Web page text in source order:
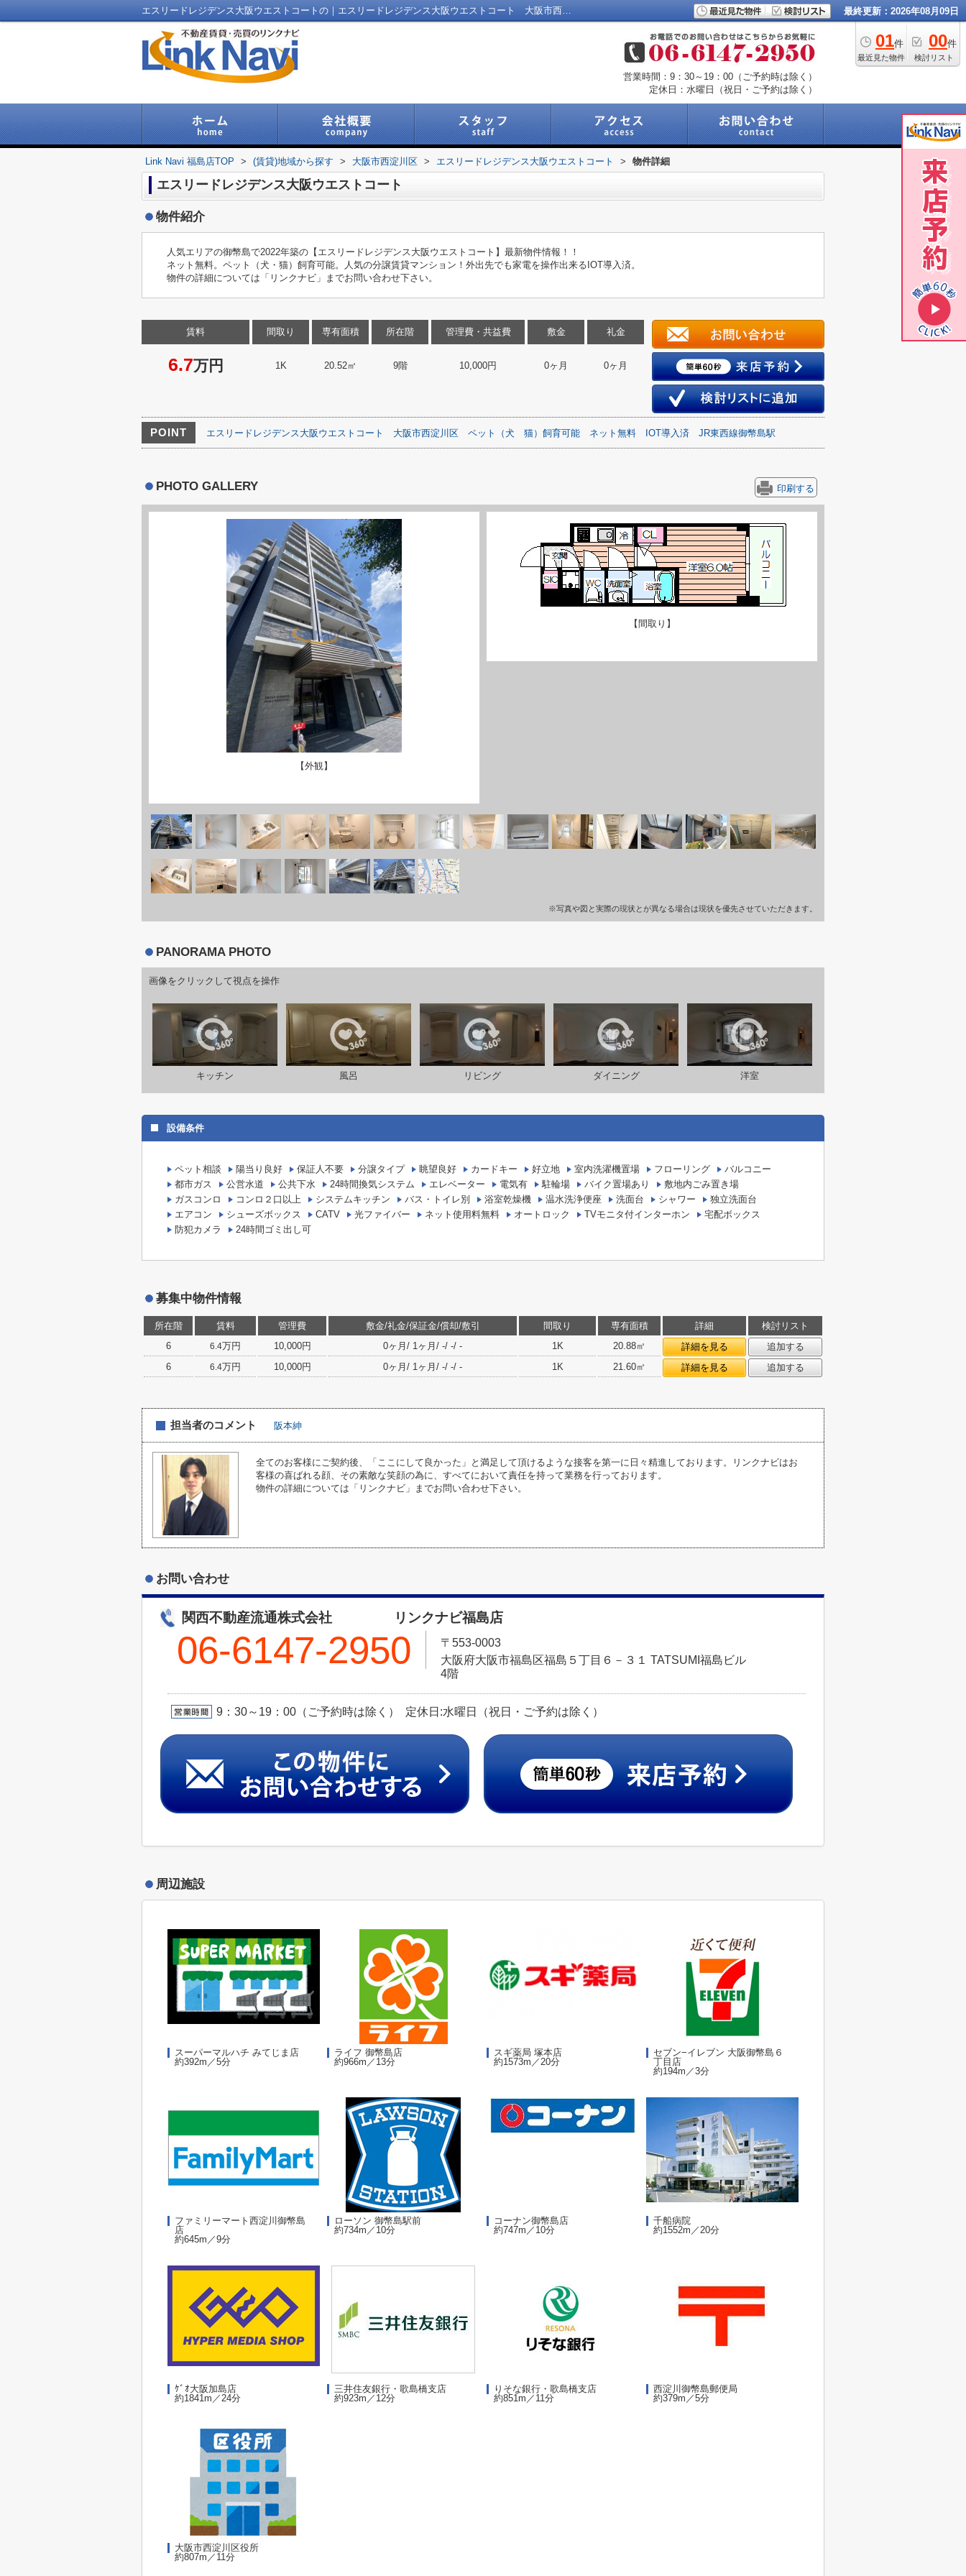
エスリードレジデンス大阪ウエストコートの｜エスリードレジデンス大阪ウエストコート 大阪市西淀川区 ペット（犬・猫）飼育可能 ネット無料 IOT導入済 JR東西線御幣島駅 ｜福島区の不動産｜Link Navi 福島店 最終更新：2026年08月09日
01件
最近見た物件
00件
検討リスト
営業時間：9：30～19：00（ご予約時は除く）
定休日：水曜日（祝日・ご予約は除く）
Link Navi 福島店TOP > (賃貸)地域から探す > 大阪市西淀川区 > エスリードレジデンス大阪ウエストコート > 物件詳細
エスリードレジデンス大阪ウエストコート
物件紹介
人気エリアの御幣島で2022年築の【エスリードレジデンス大阪ウエストコート】最新物件情報！！
ネット無料。ペット（犬・猫）飼育可能。人気の分譲賃貸マンション！外出先でも家電を操作出来るIOT導入済。
物件の詳細については「リンクナビ」までお問い合わせ下さい。
賃料
6.7万円
間取り
1K
専有面積
20.52㎡
所在階
9階
管理費・共益費
10,000円
敷金
0ヶ月
礼金
0ヶ月
POINT エスリードレジデンス大阪ウエストコート 大阪市西淀川区 ペット（犬 猫）飼育可能 ネット無料 IOT導入済 JR東西線御幣島駅
PHOTO GALLERY 印刷する
【外観】
【間取り】
※写真や図と実際の現状とが異なる場合は現状を優先させていただきます。
PANORAMA PHOTO
画像をクリックして視点を操作
キッチン 風呂 リビング ダイニング 洋室
設備条件
ペット相談 陽当り良好 保証人不要 分譲タイプ 眺望良好 カードキー 好立地 室内洗濯機置場 フローリング
バルコニー
都市ガス
公営水道 公共下水 24時間換気システム エレベーター 電気有 駐輪場 バイク置場あり
敷地内ごみ置き場
ガスコンロ
コンロ２口以上 システムキッチン バス・トイレ別 浴室乾燥機 温水洗浄便座 洗面台 シャワー
独立洗面台
エアコン
シューズボックス CATV 光ファイバー ネット使用料無料 オートロック TVモニタ付インターホン
宅配ボックス
防犯カメラ
24時間ゴミ出し可
募集中物件情報
所在階 賃料 管理費 敷金/礼金/保証金/償却/敷引 間取り 専有面積 詳細
検討リスト
6
6.4万円 10,000円 0ヶ月/ 1ヶ月/ -/ -/ - 1K 20.88㎡ 詳細を見る
追加する
6
6.4万円 10,000円 0ヶ月/ 1ヶ月/ -/ -/ - 1K 21.60㎡ 詳細を見る 追加する
担当者のコメント 阪本紳
全てのお客様にご契約後、「ここにして良かった」と満足して頂けるような接客を第一に日々精進しております。リンクナビはお
客様の喜ばれる顔、その素敵な笑顔の為に、すべてにおいて責任を持って業務を行っております。
物件の詳細については「リンクナビ」までお問い合わせ下さい。
お問い合わせ
関西不動産流通株式会社 リンクナビ福島店
06-6147-2950
〒553-0003
大阪府大阪市福島区福島５丁目６－３１ TATSUMI福島ビル
4階
9：30～19：00（ご予約時は除く） 定休日:水曜日（祝日・ご予約は除く）
周辺施設
スーパーマルハチ みてじま店
約392m／5分
ライフ 御幣島店
約966m／13分
スギ薬局 塚本店
約1573m／20分
セブン−イレブン 大阪御幣島６
丁目店
約194m／3分
ファミリーマート西淀川御幣島
店
約645m／9分
ローソン 御幣島駅前
約734m／10分
コーナン御幣島店
約747m／10分
千船病院
約1552m／20分
ｹﾞｵ大阪加島店
約1841m／24分
三井住友銀行・歌島橋支店
約923m／12分
りそな銀行・歌島橋支店
約851m／11分
西淀川御幣島郵便局
約379m／5分
大阪市西淀川区役所
約807m／11分